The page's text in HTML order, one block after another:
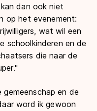
dan ook niet
op het evenement:
wat wil een
schoolkinderen en de
die naar de
gemeenschap en de
word ik gewoon